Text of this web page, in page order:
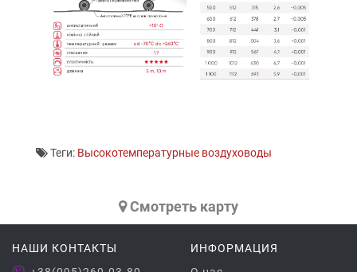
Теги: Высокотемпературные воздуховоды
Cмотреть карту
НАШИ КОНТАКТЫ
ИНФОРМАЦИЯ